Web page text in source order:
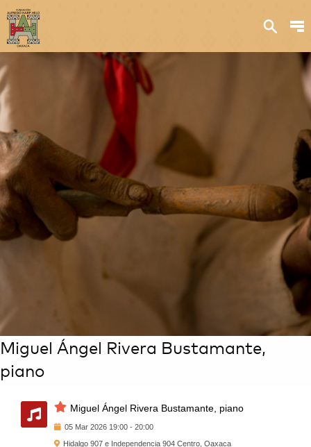
Sobre nosotros
Transparencia
Qué hacemos
Contacto
Miguel Ángel Rivera Bustamante,
piano
Miguel Ángel Rivera Bustamante, piano
05 Mar 2026 19:00 - 20:00
Hidalgo 907 e Independencia 904 Centro, Oaxaca